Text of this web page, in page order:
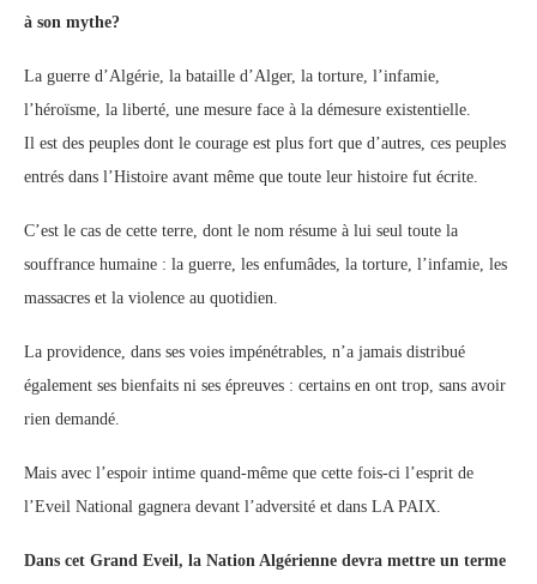
à son mythe?
La guerre d’Algérie, la bataille d’Alger, la torture, l’infamie,
l’héroïsme, la liberté, une mesure face à la démesure existentielle.
Il est des peuples dont le courage est plus fort que d’autres, ces peuples
entrés dans l’Histoire avant même que toute leur histoire fut écrite.
C’est le cas de cette terre, dont le nom résume à lui seul toute la
souffrance humaine : la guerre, les enfumâdes, la torture, l’infamie, les
massacres et la violence au quotidien.
La providence, dans ses voies impénétrables, n’a jamais distribué
également ses bienfaits ni ses épreuves : certains en ont trop, sans avoir
rien demandé.
Mais avec l’espoir intime quand-même que cette fois-ci l’esprit de
l’Eveil National gagnera devant l’adversité et dans LA PAIX.
Dans cet Grand Eveil, la Nation Algérienne devra mettre un terme